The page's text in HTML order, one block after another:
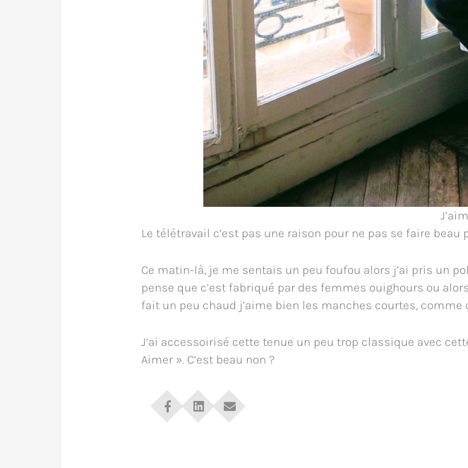
Le télétravail c’est pas une raison pour ne pas se faire beau
Ce matin-là, je me sentais un peu foufou alors j’ai pris un
pense que c’est fabriqué par des femmes ouighours ou
fait un peu chaud j’aime bien les manches courtes, comme
J’ai accessoirisé cette tenue un peu trop classique avec
Aimer ». C’est beau non ?